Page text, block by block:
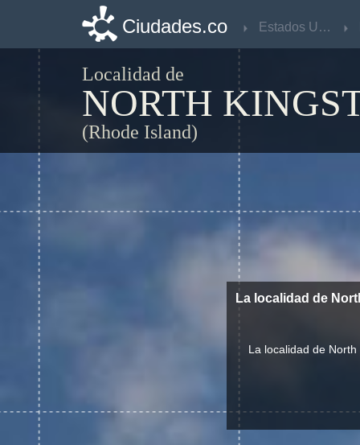
Ciudades.co Estados Unidos
Localidad de
NORTH
(Rhode Island)
La localidad de
La localidad de
Ciudades.co Estados Unidos